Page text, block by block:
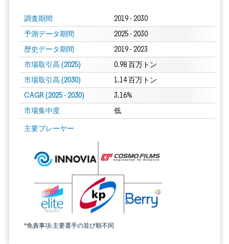
調査期間 2019 - 2030
予測データ期間 2025 - 2030
歴史データ期間 2019 - 2023
市場取引高 (2025) 0.98 百万トン
市場取引高 (2030) 1.14 百万トン
CAGR (2025 - 2030) 3.16%
市場集中度 低
主要プレーヤー
*免責事項:主要選手の並び順不同